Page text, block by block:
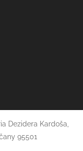
Dezidera Kardoša,
95501